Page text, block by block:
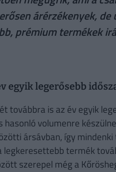
árérzékenyek,
prémium termékek
egyik legerősebb
továbbra is az év egyik
volumenre
ársávban, így
legkeresettebb termék
szerepel még a